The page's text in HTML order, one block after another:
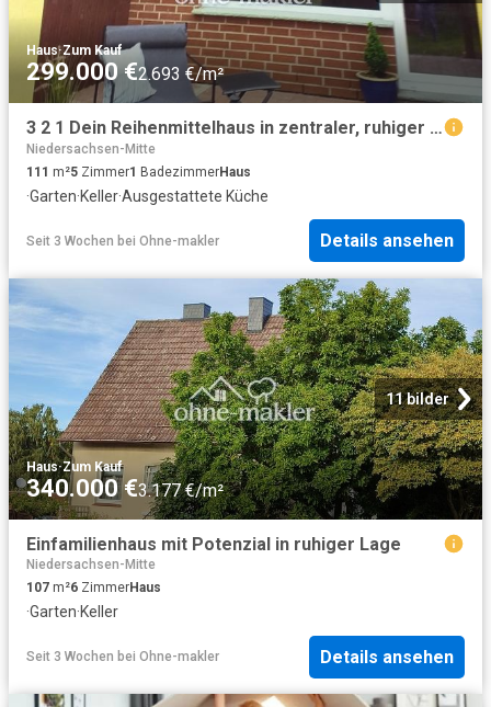
Haus·Zum Kauf
299.000 €2.693 €/m²
3 2 1 Dein Reihenmittelhaus in zentraler, ruhiger Lage
Niedersachsen-Mitte
111 m²5 Zimmer1 BadezimmerHaus
·Garten·Keller·Ausgestattete Küche
Seit 3 Wochen bei Ohne-makler Details ansehen
11 bilder
Haus·Zum Kauf
340.000 €3.177 €/m²
Einfamilienhaus mit Potenzial in ruhiger Lage
Niedersachsen-Mitte
107 m²6 ZimmerHaus
·Garten·Keller
Seit 3 Wochen bei Ohne-makler Details ansehen